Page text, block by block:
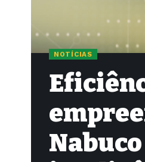
NOTÍCIAS